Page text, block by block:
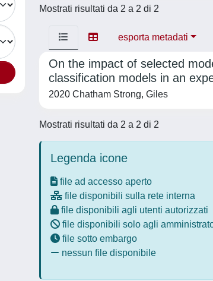
Mostrati risultati da 2 a 2 di 2
esporta metadati
On the impact of selected
classification models in an
2020 Chatham Strong, Giles
Mostrati risultati da 2 a 2 di 2
Legenda icone
file ad accesso aperto
file disponibili sulla rete interna
file disponibili agli utenti autorizzati
file disponibili solo agli
file sotto embargo
nessun file disponibile